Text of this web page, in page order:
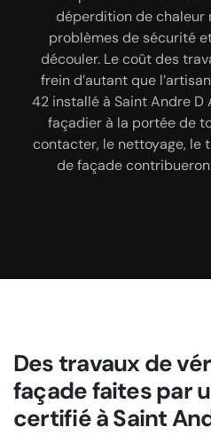
déperdition de chaleur
problèmes de sécurité
découler. Le coût des
frein d’autant que
42 installé à Saint Andre
façadier à la portée de
contacter, le nettoyage, le
de façade
prendre en charge tous
cette surface. Je suis à
nettoyage de façade, le
état, la peinture,
façade. J’ai à ma
et outillages qui
quels qu’ils soient.
Renovation 42, façadier
travail par l’évaluation de
essentiel de déterminer
la dégradation. Nous
et au traitement de la
l’aptitude nécessaire
les problèmes dont
autres problèmes. Nous
les finitions. Notre
Des travaux de
façade faites par
certifié à Saint